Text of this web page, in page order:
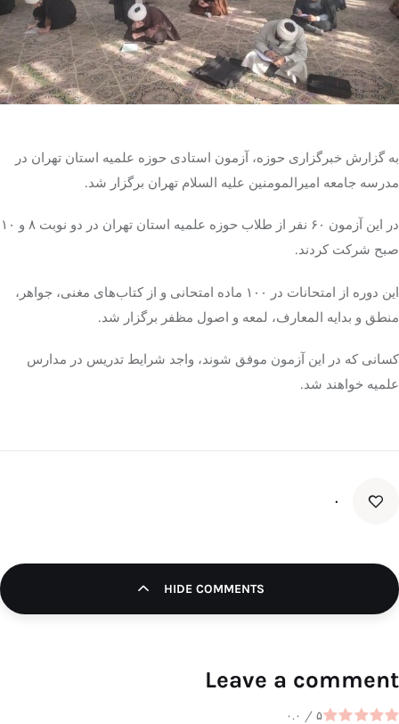
تک کده
پایگاه خبری آبان
خرید موتور ایمپلنت
به گزارش خبرگزاری حوزه، آزمون استادی حوزه علمیه استان تهران در
مدرسه جامعه امیرالمومنین علیه السلام تهران برگزار شد.
در این آزمون ۶۰ نفر از طلاب حوزه علمیه استان تهران در دو نوبت ۸ و ۱۰
صبح شرکت کردند.
این دوره از امتحانات در ۱۰۰ ماده امتحانی و از کتاب‌های مغنی، جواهر،
منطق و بدایه المعارف، لمعه و اصول مظفر برگزار شد.
کسانی که در این آزمون موفق شوند، واجد شرایط تدریس در مدارس
علمیه خواهند شد.
۰
HIDE COMMENTS
Leave a comment
۰.۰ / ۵